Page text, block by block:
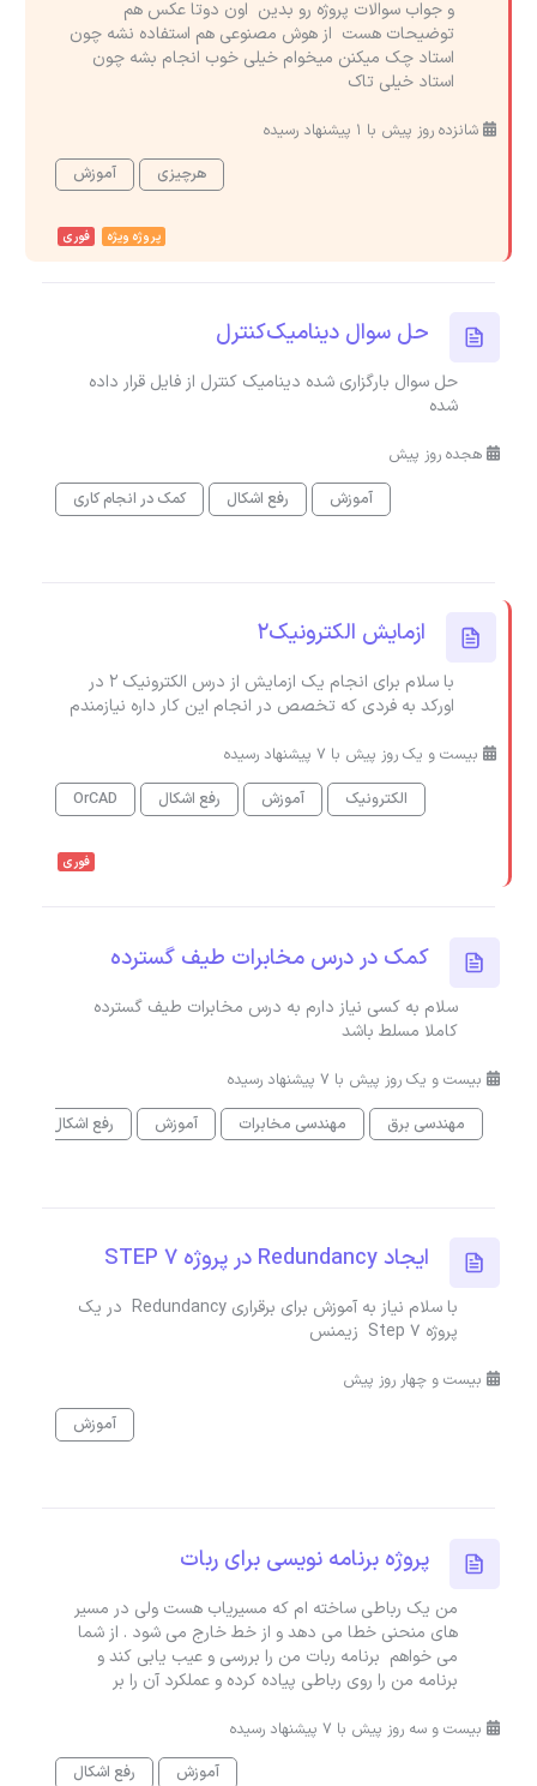
و جواب سوالات پروژه رو بدین اون دوتا عکس هم
توضیحات هست از هوش مصنوعی هم استفاده نشه چون
استاد چک میکنن میخوام خیلی خوب انجام بشه چون
استاد خیلی تاک
شانزده روز پیش با 1 پیشنهاد رسیده
هرچیزی
آموزش
پروژه ویژه فوری
حل سوال دینامیک‌کنترل
حل سوال بارگزاری شده دینامیک کنترل از فایل قرار داده
شده
هجده روز پیش
آموزش
رفع اشکال کمک در انجام کاری
ازمایش الکترونیک2
با سلام برای انجام یک ازمایش از درس الکترونیک ۲ در
اورکد به فردی که تخصص در انجام این کار داره نیازمندم
بیست و یک روز پیش با 7 پیشنهاد رسیده
الکترونیک
آموزش رفع اشکال OrCAD
فوری
کمک در درس مخابرات طیف گسترده
سلام به کسی نیاز دارم به درس مخابرات طیف گسترده
کاملا مسلط باشد
بیست و یک روز پیش با 7 پیشنهاد رسیده
مهندسی برق
مهندسی مخابرات آموزش رفع اشکال
ایجاد Redundancy در پروژه STEP 7
با سلام نیاز به آموزش برای برقراری Redundancy در یک
پروژه Step 7 زیمنس
بیست و چهار روز پیش
آموزش
پروژه برنامه نویسی برای ربات
من یک رباطی ساخته ام که مسیریاب هست ولی در مسیر
های منحنی خطا می دهد و از خط خارج می شود . از شما
می خواهم برنامه ربات من را بررسی و عیب یابی کند و
برنامه من را روی رباطی پیاده کرده و عملکرد آن را بر
بیست و سه روز پیش با 7 پیشنهاد رسیده
آموزش
رفع اشکال